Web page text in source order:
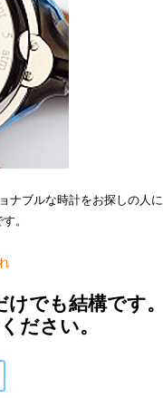
ナブルな時計をお探しの人に
。
でも結構です。
ださい。